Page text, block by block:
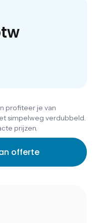
profiteer je van
simpelweg verdubbeld.
prijzen.
offerte